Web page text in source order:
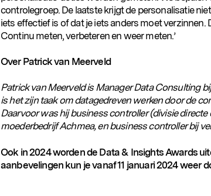
controlegroep. De laatste krijgt de personalisatie
iets effectief is of dat je iets anders moet verzinnen.
Continu meten, verbeteren en weer meten.’
Over Patrick van Meerveld
Patrick van Meerveldis Manager Data Consulting
is het zijn taak om datagedreven werken door de
Daarvoor was hij business controller (divisie
moederbedrijf Achmea, en business controller bij
Ook in 2024 worden de Data & Insights Awards
aanbevelingen kun je vanaf 11 januari 2024 weer